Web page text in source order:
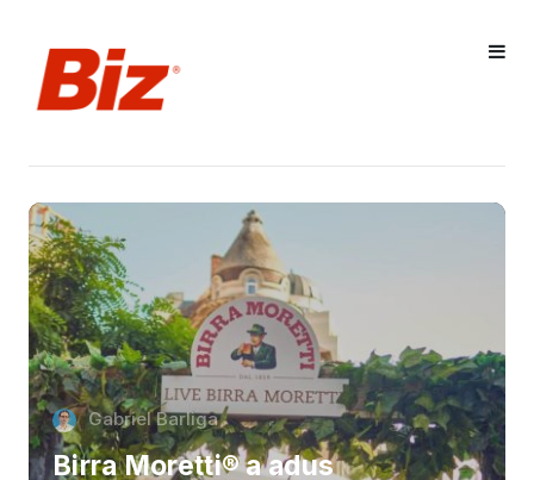
Gabriel Barliga
Birra Moretti® a adus